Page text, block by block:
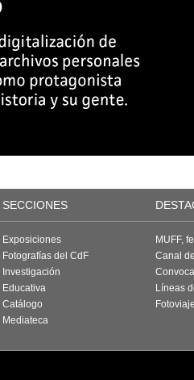
SECCIONES
Exposiciones
Fotografías del CdF
Investigación
Educativa
Catálogo
Mediateca
MUFF,
Canal
Líneas